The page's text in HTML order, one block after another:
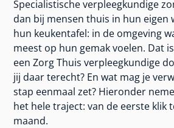
Specialistische verpleegkundige
dan bij mensen thuis in hun eigen
hun keukentafel: in de omgeving
meest op hun gemak voelen. Dat
een Zorg Thuis verpleegkundige
jij daar terecht? En wat mag je
stap eenmaal zet? Hieronder
het hele traject: van de eerste klik
maand.